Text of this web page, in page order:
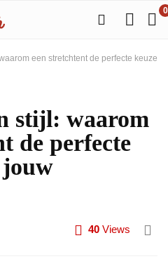
0
een stretchtent de perfecte keuze
stijl: waarom
de perfecte
jouw
40 Views